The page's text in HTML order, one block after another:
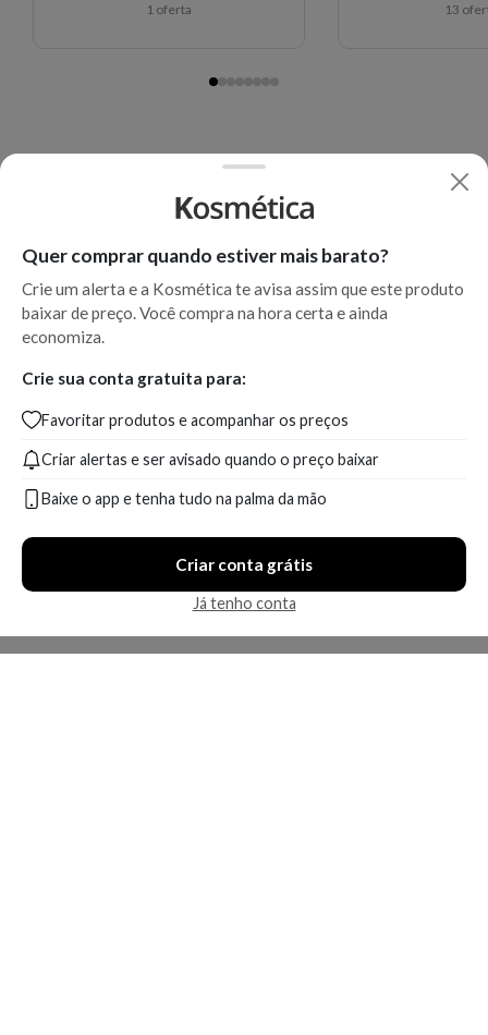
1 oferta 13
Quer comprar quando estiver mais barato?
Crie um alerta e a Kosmética te avisa assim que este produto
baixar de preço. Você compra na hora certa e ainda
economiza.
Crie sua conta gratuita para:
Favoritar produtos e acompanhar os preços
Criar alertas e ser avisado quando o preço baixar
Baixe o app e tenha tudo na palma da mão
Criar conta grátis
Já tenho conta